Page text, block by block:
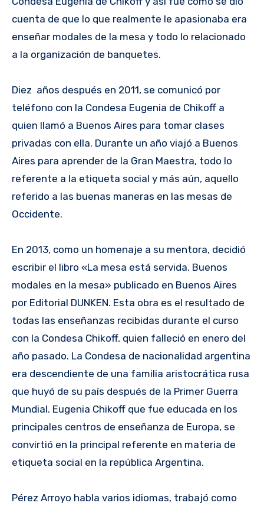
cuenta de que lo que realmente le apasionaba era
enseñar modales de la mesa y todo lo relacionado
a la organización de banquetes.
Diez años después en 2011, se comunicó por
teléfono con la Condesa Eugenia de Chikoff a
quien llamó a Buenos Aires para tomar clases
privadas con ella. Durante un año viajó a Buenos
Aires para aprender de la Gran Maestra, todo lo
referente a la etiqueta social y más aún, aquello
referido a las buenas maneras en las mesas de
Occidente.
En 2013, como un homenaje a su mentora, decidió
escribir el libro «La mesa está servida. Buenos
modales en la mesa» publicado en Buenos Aires
por Editorial DUNKEN. Esta obra es el resultado de
todas las enseñanzas recibidas durante el curso
con la Condesa Chikoff, quien falleció en enero del
año pasado. La Condesa de nacionalidad argentina
era descendiente de una familia aristocrática rusa
que huyó de su país después de la Primer Guerra
Mundial. Eugenia Chikoff que fue educada en los
principales centros de enseñanza de Europa, se
convirtió en la principal referente en materia de
etiqueta social en la república Argentina.
Pérez Arroyo habla varios idiomas, trabajó como